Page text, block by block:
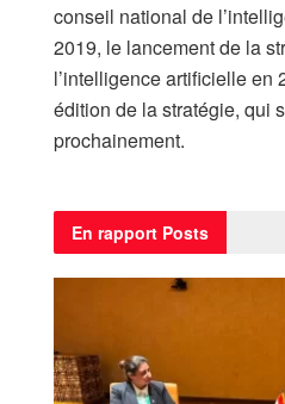
conseil national de
2019, le lancement de la
l’intelligence artificielle en
édition de la stratégie, qui
prochainement.
En rapport Posts